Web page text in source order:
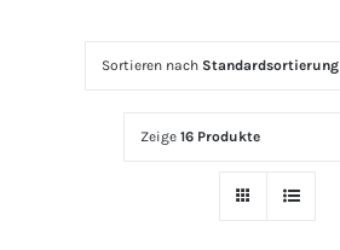
Sortieren nach Standardsortierung
Zeige 16 Produkte